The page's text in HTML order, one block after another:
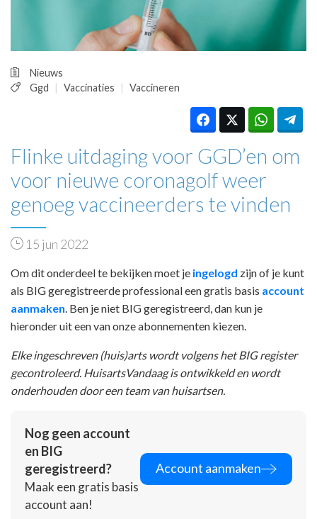
PRAKTIJKZAKEN
TARIEVEN
MEDISCHE VAKHANDEL
Nieuws
Ggd
Vaccinaties Vaccineren
Flinke uitdaging voor GGD’en om
voor nieuwe coronagolf weer
genoeg vaccineerders te vinden
15 jun 2022
Om dit onderdeel te bekijken moet je ingelogd zijn of je kunt
als BIG geregistreerde professional een gratis basis account
aanmaken. Ben je niet BIG geregistreerd, dan kun je
hieronder uit een van onze abonnementen kiezen.
Elke ingeschreven (huis)arts wordt volgens het BIG register
gecontroleerd. HuisartsVandaag is ontwikkeld en wordt
onderhouden door een team van huisartsen.
Nog geen account
en BIG
geregistreerd?
Maak een gratis basis
account aan!
Account aanmaken